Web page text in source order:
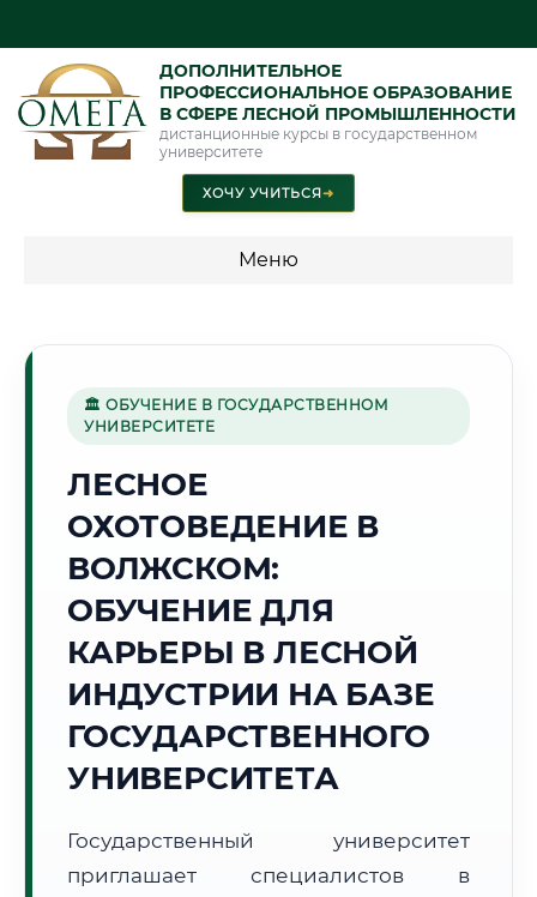
ДОПОЛНИТЕЛЬНОЕ
ПРОФЕССИОНАЛЬНОЕ ОБРАЗОВАНИЕ
В СФЕРЕ ЛЕСНОЙ ПРОМЫШЛЕННОСТИ
дистанционные курсы в государственном
университете
ХОЧУ УЧИТЬСЯ➜
Меню
промышленность"
Г. ВОЛЖСКИЙ
Точное местное время:
21:35:02
Четверг, 6 Августа
Погода в г. Волжский:
🌅 Восход:04:41 🌇 Закат:
19:32
Световой день:14 ч. 51 мин.
📍 Региональная справка г. Волжский
Субъект:
Волгоградская область
🏛 ОБУЧЕНИЕ В ГОСУДАРСТВЕННОМ
УНИВЕРСИТЕТЕ
ЛЕСНОЕ
ОХОТОВЕДЕНИЕ В
ВОЛЖСКОМ:
ОБУЧЕНИЕ ДЛЯ
КАРЬЕРЫ В ЛЕСНОЙ
ИНДУСТРИИ НА БАЗЕ
ГОСУДАРСТВЕННОГО
УНИВЕРСИТЕТА
Государственный университет
приглашает специалистов в